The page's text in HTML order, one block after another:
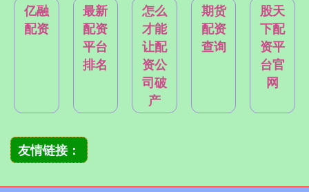
亿融
配资
最新
配资
平台
排名
怎么
才能
让配
资公
司破
产
期货
配资
查询
股天
下配
资平
台官
网
友情链接：